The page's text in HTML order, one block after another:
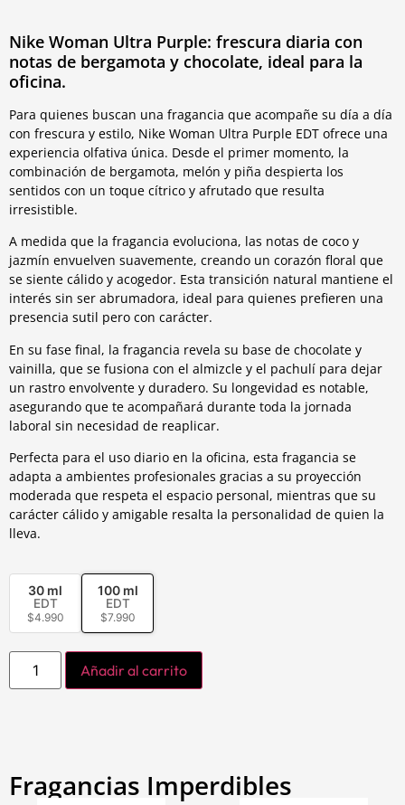
Nike Woman Ultra Purple: frescura diaria con
notas de bergamota y chocolate, ideal para la
oficina.
Para quienes buscan una fragancia que acompañe su día a día
con frescura y estilo, Nike Woman Ultra Purple EDT ofrece una
experiencia olfativa única. Desde el primer momento, la
combinación de bergamota, melón y piña despierta los
sentidos con un toque cítrico y afrutado que resulta
irresistible.
A medida que la fragancia evoluciona, las notas de coco y
jazmín envuelven suavemente, creando un corazón floral que
se siente cálido y acogedor. Esta transición natural mantiene el
interés sin ser abrumadora, ideal para quienes prefieren una
presencia sutil pero con carácter.
En su fase final, la fragancia revela su base de chocolate y
vainilla, que se fusiona con el almizcle y el pachulí para dejar
un rastro envolvente y duradero. Su longevidad es notable,
asegurando que te acompañará durante toda la jornada
laboral sin necesidad de reaplicar.
Perfecta para el uso diario en la oficina, esta fragancia se
adapta a ambientes profesionales gracias a su proyección
moderada que respeta el espacio personal, mientras que su
carácter cálido y amigable resalta la personalidad de quien la
lleva.
30 ml
EDT
$4.990
100 ml
EDT
$7.990
Añadir al carrito
Fragancias Imperdibles